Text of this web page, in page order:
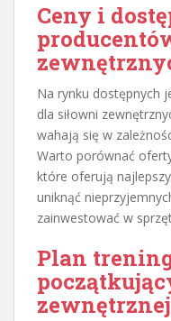
Ceny i
Na rynku dostępnych
dla siłowni
wahają się w
Warto porównać
które oferują
uniknąć
zainwestować w
Plan
zewnętrznej